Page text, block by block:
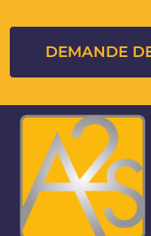
DEMANDE